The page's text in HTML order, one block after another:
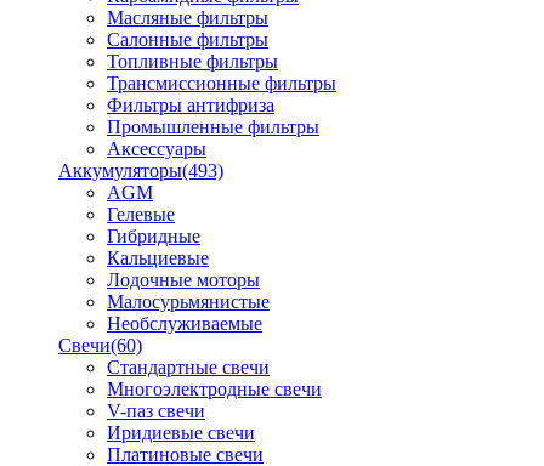
Масляные фильтры
Салонные фильтры
Топливные фильтры
Трансмиссионные фильтры
Фильтры антифриза
Промышленные фильтры
Аксессуары
Аккумуляторы(493)
AGM
Гелевые
Гибридные
Кальциевые
Лодочные моторы
Малосурьмянистые
Необслуживаемые
Свечи(60)
Стандартные свечи
Многоэлектродные свечи
V-паз свечи
Иридиевые свечи
Платиновые свечи